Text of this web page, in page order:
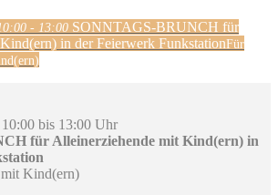
- 13:00 SONNTAGS-BRUNCH für
in der Feierwerk FunkstationFür
bis 13:00 Uhr
für Alleinerziehende mit Kind(ern) in
Kind(ern)